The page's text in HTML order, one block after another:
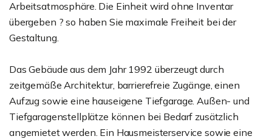
Arbeitsatmosphäre. Die Einheit wird ohne Inventar
übergeben ? so haben Sie maximale Freiheit bei der
Gestaltung.
Das Gebäude aus dem Jahr 1992 überzeugt durch
zeitgemäße Architektur, barrierefreie Zugänge, einen
Aufzug sowie eine hauseigene Tiefgarage. Außen- und
Tiefgaragenstellplätze können bei Bedarf zusätzlich
angemietet werden. Ein Hausmeisterservice sowie eine